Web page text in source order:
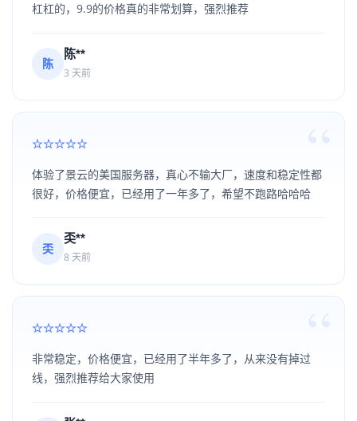
杠杠的，9.9的价格真的非常划算，强烈推荐
陈
陈**
3 天前
体验了景云的美国服务器，真心不输大厂，速度和稳定性都
很好，价格便宜，已经用了一年多了，希望不跑路哈哈哈
奀
奀**
8 天前
非常稳定，价格便宜，已经用了半年多了，从来没有掉过
线，强烈推荐给大家使用